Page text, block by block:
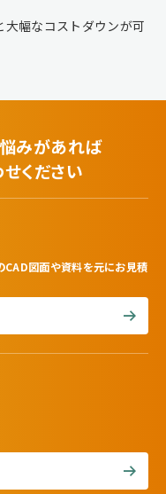
幅なコストダウンが可
みがあれば
ください
図面や資料を元にお見積